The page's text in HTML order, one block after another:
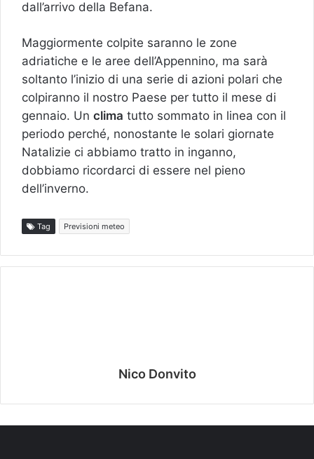
dall’arrivo della Befana.
Maggiormente colpite saranno le zone
adriatiche e le aree dell’Appennino, ma sarà
soltanto l’inizio di una serie di azioni polari che
colpiranno il nostro Paese per tutto il mese di
gennaio. Un clima tutto sommato in linea con il
periodo perché, nonostante le solari giornate
Natalizie ci abbiamo tratto in inganno,
dobbiamo ricordarci di essere nel pieno
dell’inverno.
Tag Previsioni meteo
Nico Donvito